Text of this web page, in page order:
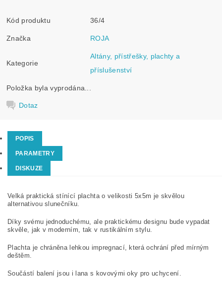
Kód produktu 36/4
Značka ROJA
Kategorie
Altány, přístřešky, plachty a
příslušenství
Položka byla vyprodána...
Dotaz
POPIS
PARAMETRY
DISKUZE
Velká praktická stínící plachta o velikosti 5x5m je skvělou
alternativou slunečníku.
Díky svému jednoduchému, ale praktickému designu bude vypadat
skvěle, jak v moderním, tak v rustikálním stylu.
Plachta je chráněna lehkou impregnací, která ochrání před mírným
deštěm.
Součástí balení jsou i lana s kovovými oky pro uchycení.